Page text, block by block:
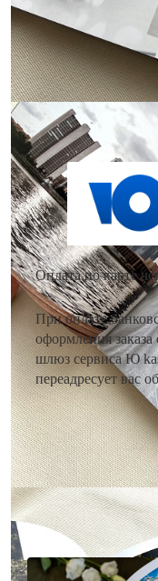
Как
Оплата по карте
При оплате
оформления
шлюз сервиса Ю
переадресует вас